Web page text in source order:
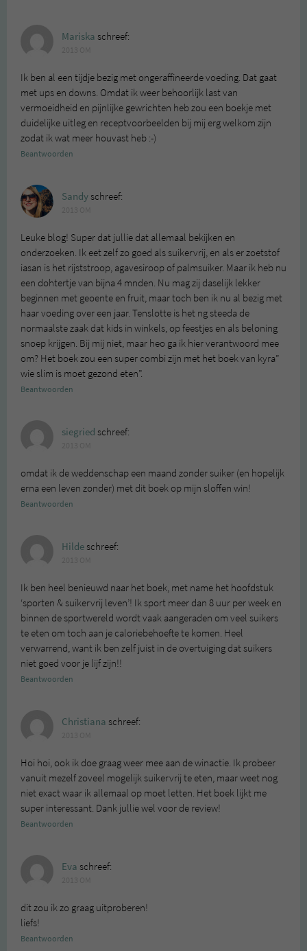
Mariska schreef:
Ik ben al een tijdje bezig met ongeraffineerde voeding. Dat gaat
met ups en downs. Omdat ik weer behoorlijk last van
vermoeidheid en pijnlijke gewrichten heb zou een boekje met
duidelijke uitleg en receptvoorbeelden bij mij erg welkom zijn
zodat ik wat meer houvast heb :-)
Beantwoorden
Sandyschreef:
Leuke blog! Super dat jullie dat allemaal bekijken en
onderzoeken. Ik eet zelf zo goed als suikervrij, en als er zoetstof
iasan is het rijststroop, agavesiroop of palmsuiker. Maar ik heb nu
een dohtertje van bijna 4 mnden. Nu mag zij daselijk lekker
beginnen met geoente en fruit, maar toch ben ik nu al bezig met
haar voeding over een jaar. Tenslotte is het ng steeda de
normaalste zaak dat kids in winkels, op feestjes en als beloning
snoep krijgen. Bij mij niet, maar heo ga ik hier verantwoord mee
om? Het boek zou een super combi zijn met het boek van kyra”
wie slim is moet gezond eten”.
Beantwoorden
siegried schreef:
omdat ik de weddenschap een maand zonder suiker (en hopelijk
erna een leven zonder) met dit boek op mijn sloffen win!
Beantwoorden
Hildeschreef:
Ik ben heel benieuwd naar het boek, met name het hoofdstuk
‘sporten & suikervrij leven’! Ik sport meer dan 8 uur per week en
binnen de sportwereld wordt vaak aangeraden om veel suikers
te eten om toch aan je caloriebehoefte te komen. Heel
verwarrend, want ik ben zelf juist in de overtuiging dat suikers
niet goed voor je lijf zijn!!
Beantwoorden
Christiana schreef:
Hoi hoi, ook ik doe graag weer mee aan de winactie. Ik probeer
vanuit mezelf zoveel mogelijk suikervrij te eten, maar weet nog
niet exact waar ik allemaal op moet letten. Het boek lijkt me
super interessant. Dank jullie wel voor de review!
Beantwoorden
Eva schreef:
dit zou ik zo graag uitproberen!
liefs!
Beantwoorden